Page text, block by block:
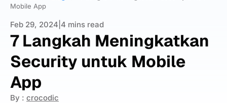
Mobile App
Feb 29, 2024 4 mins read
7 Langkah Meningkatkan
Security untuk Mobile
App
By : crocodic